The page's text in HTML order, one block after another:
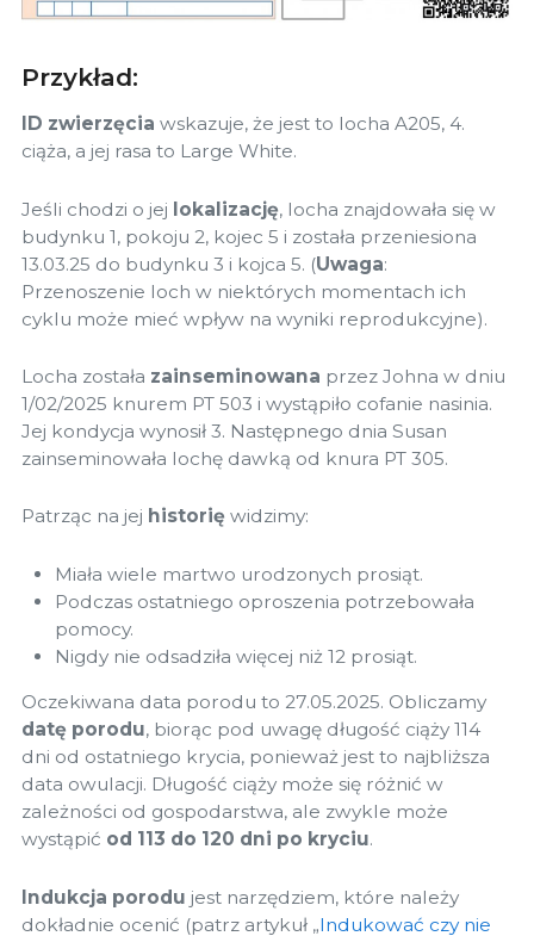
Przykład:
ID zwierzęcia wskazuje, że jest to locha A205, 4.
ciąża, a jej rasa to Large White.
Jeśli chodzi o jej lokalizację, locha znajdowała się w
budynku 1, pokoju 2, kojec 5 i została przeniesiona
13.03.25 do budynku 3 i kojca 5. (Uwaga:
Przenoszenie loch w niektórych momentach ich
cyklu może mieć wpływ na wyniki reprodukcyjne).
Locha została zainseminowana przez Johna w dniu
1/02/2025 knurem PT 503 i wystąpiło cofanie nasinia.
Jej kondycja wynosił 3. Następnego dnia Susan
zainseminowała lochę dawką od knura PT 305.
Patrząc na jej historię widzimy:
Miała wiele martwo urodzonych prosiąt.
Podczas ostatniego oproszenia potrzebowała
pomocy.
Nigdy nie odsadziła więcej niż 12 prosiąt.
Oczekiwana data porodu to 27.05.2025. Obliczamy
datę porodu, biorąc pod uwagę długość ciąży 114
dni od ostatniego krycia, ponieważ jest to najbliższa
data owulacji. Długość ciąży może się różnić w
zależności od gospodarstwa, ale zwykle może
wystąpić od 113 do 120 dni po kryciu.
Indukcja porodu jest narzędziem, które należy
dokładnie ocenić (patrz artykuł „Indukować czy nie